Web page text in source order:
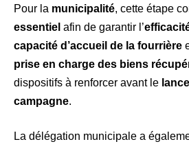
Pour la municipalité, cette étape
essentiel afin de garantir l’
capacité d’accueil de la fourrière
prise en charge des biens
dispositifs à renforcer avant le
campagne.
La délégation municipale a